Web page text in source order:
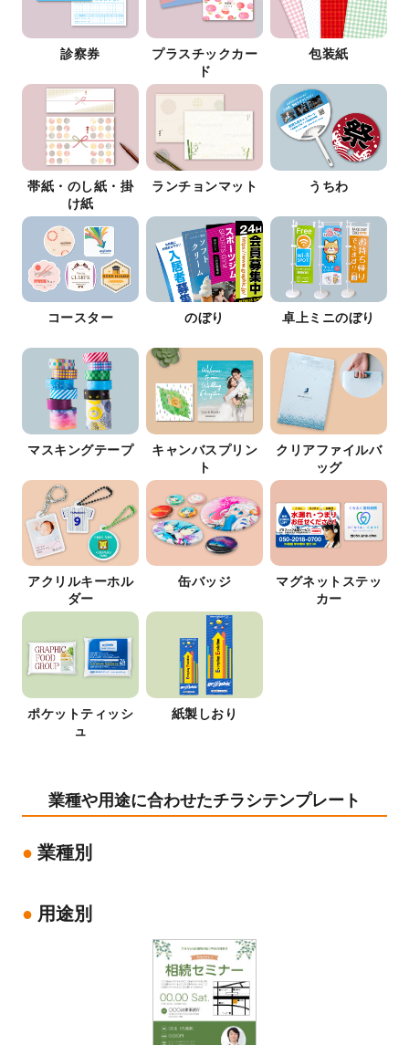
診察券
プラスチックカー
ド
包装紙
帯紙・のし紙・掛
け紙
ランチョンマット うちわ
コースター のぼり 卓上ミニのぼり
マスキングテープ
キャンバスプリン
ト
クリアファイルバ
ッグ
アクリルキーホル
ダー
缶バッジ
マグネットステッ
カー
ポケットティッシ
ュ
紙製しおり
業種や用途に合わせたチラシテンプレート
業種別
用途別